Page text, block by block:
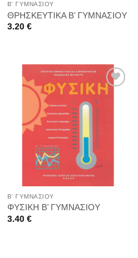
Β' ΓΥΜΝΑΣΙΟΥ
ΘΡΗΣΚΕΥΤΙΚΑ Β’ ΓΥΜΝΑΣΙΟΥ
3.20 €
Προσθήκη
Wishlist
Β' ΓΥΜΝΑΣΙΟΥ
ΦΥΣΙΚΗ Β’ ΓΥΜΝΑΣΙΟΥ
3.40 €